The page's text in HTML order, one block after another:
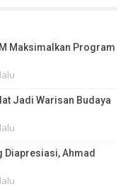
Maksimalkan Program
Jadi Warisan Budaya
Diapresiasi, Ahmad